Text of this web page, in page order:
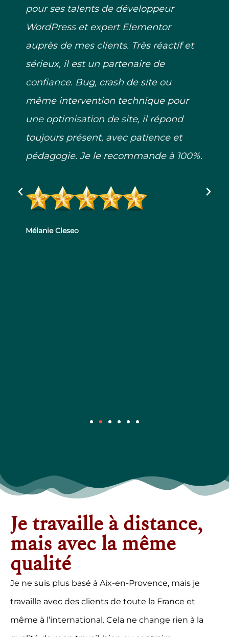
WordPress et expert Elementor
auprès de mes clients. Très réactif et
sérieux, il est un partenaire de
confiance. Bug, crash de site ou
même intervention technique pour
une optimisation de site, il répond
toujours présent, avec patience et
pédagogie. Je le recommande à 100%.
Mélanie Cleseo
Je travaille à distance,
mais avec la même
qualité
Je ne suis plus basé à Aix-en-Provence, mais je
travaille avec des clients de toute la France et
même à l’international. Cela ne change rien à la
qualité de mon travail, bien au contraire.